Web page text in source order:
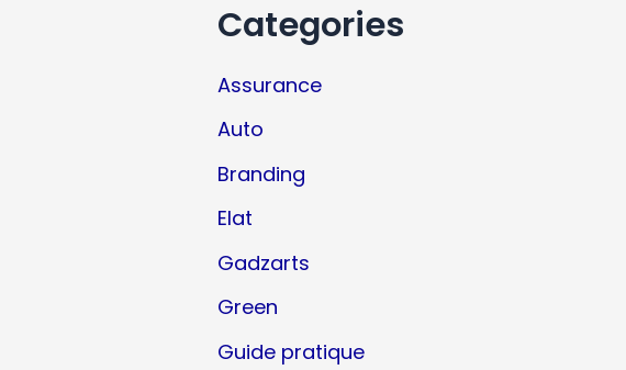
Categories
Assurance
Auto
Branding
Elat
Gadzarts
Green
Guide pratique